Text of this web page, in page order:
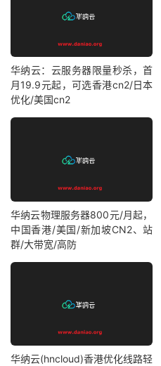
华纳云：云服务器限量秒杀，首
月19.9元起，可选香港cn2/日本
优化/美国cn2
华纳云物理服务器800元/月起，
中国香港/美国/新加坡CN2、站
群/大带宽/高防
华纳云(hncloud)香港优化线路轻